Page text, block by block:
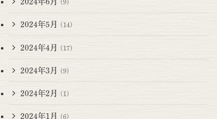
(9)
2024年5月 (14)
2024年4月 (17)
2024年3月 (9)
2024年2月 (1)
2024年1月 (6)